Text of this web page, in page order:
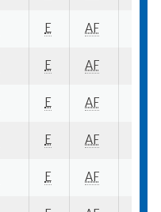
E AF
E AF
E AF
E AF
E AF